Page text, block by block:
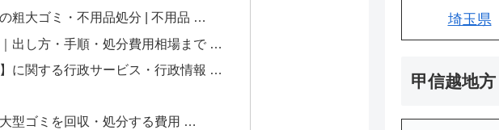
粗大ゴミ・不用品処分 | 不用品 …
出し方・手順・処分費用相場まで …
に関する行政サービス・行政情報 …
型ゴミを回収・処分する費用 …
埼玉県
甲信越地方